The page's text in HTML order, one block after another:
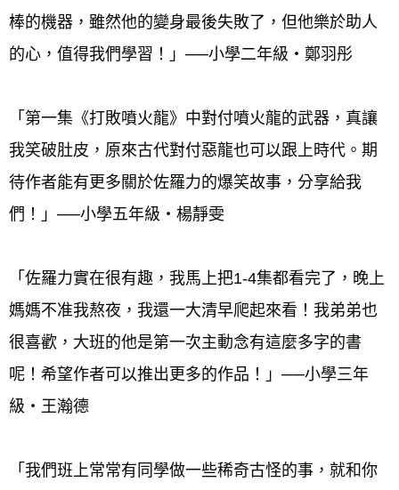
棒的機器，雖然他的變身最後失敗了，但他樂於助人
「第一集《打敗噴火龍》中對付噴火龍的武器，真讓
我笑破肚皮，原來古代對付惡龍也可以跟上時代。期
待作者能有更多關於佐羅力的爆笑故事，分享給我
「佐羅力實在很有趣，我馬上把1-4集都看完了，晚上
媽媽不准我熬夜，我還一大清早爬起來看！我弟弟也
很喜歡，大班的他是第一次主動念有這麼多字的書
呢！希望作者可以推出更多的作品！」──小學三年
「我們班上常常有同學做一些稀奇古怪的事，就和你